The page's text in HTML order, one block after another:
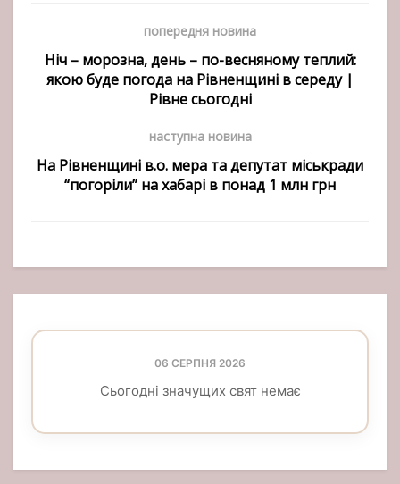
попередня новина
Ніч – морозна, день – по-весняному теплий:
якою буде погода на Рівненщині в середу |
Рівне сьогодні
наступна новина
На Рівненщині в.о. мера та депутат міськради
“погоріли” на хабарі в понад 1 млн грн
06 СЕРПНЯ 2026
Сьогодні значущих свят немає